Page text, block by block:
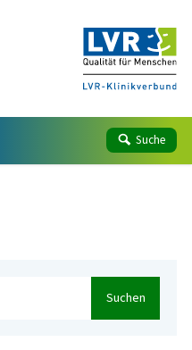
Suche
Suchen